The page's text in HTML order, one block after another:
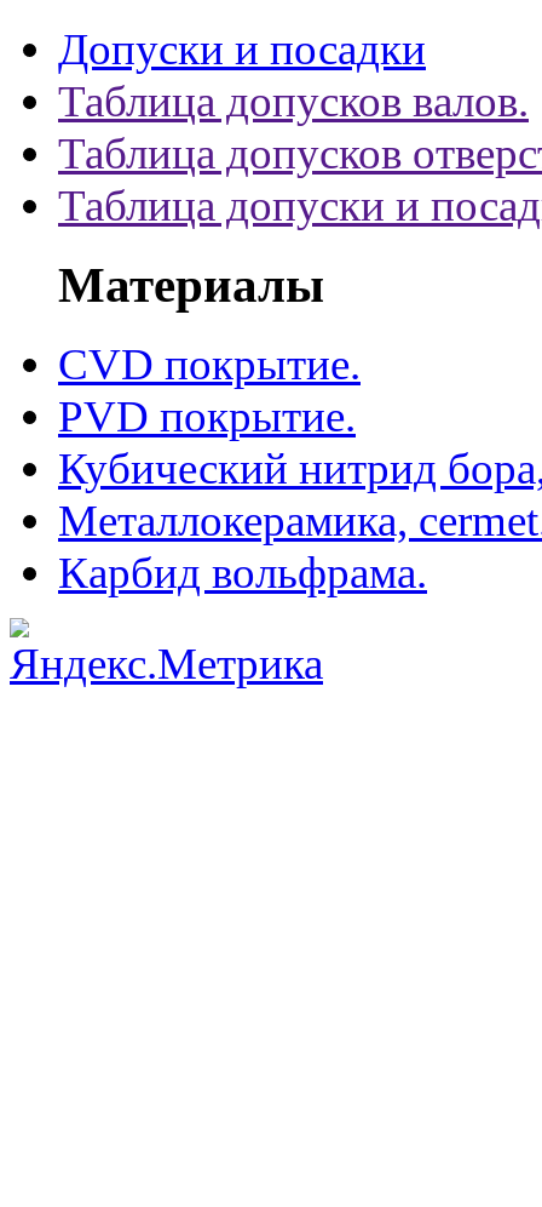
Допуски и посадки
Таблица допусков валов.
Таблица допусков
Таблица допуски и
Материалы
CVD покрытие.
PVD покрытие.
Кубический нитрид
Металлокерамика,
Карбид вольфрама.